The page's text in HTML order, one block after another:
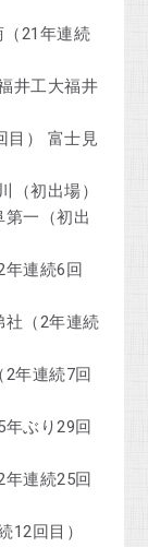
21年連続
井工大福井
目） 富士見
（初出場）
一（初出
連続6回
社（2年連続
年連続7回
ぶり29回
連続25回
12回目）